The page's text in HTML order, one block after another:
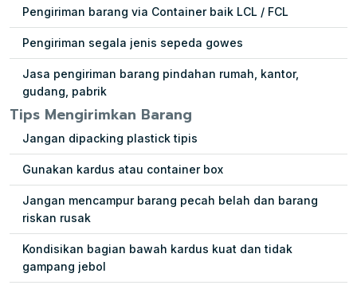
Pengiriman barang via Container baik LCL / FCL
Pengiriman segala jenis sepeda gowes
Jasa pengiriman barang pindahan rumah, kantor,
gudang, pabrik
Tips Mengirimkan Barang
Jangan dipacking plastick tipis
Gunakan kardus atau container box
Jangan mencampur barang pecah belah dan barang
riskan rusak
Kondisikan bagian bawah kardus kuat dan tidak
gampang jebol